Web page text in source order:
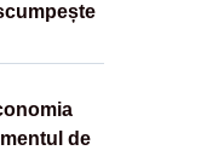
de